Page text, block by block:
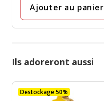
Ajouter au panier
Ils adoreront aussi
Destockage 50%